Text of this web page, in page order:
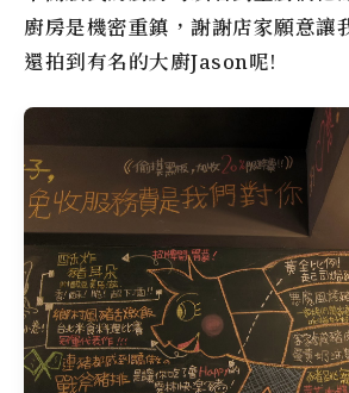
廚房是機密重鎮，謝謝店家願意讓
還拍到有名的大廚Jason呢!